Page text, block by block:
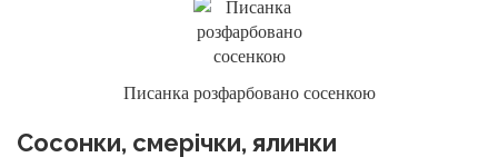
Писанка розфарбовано сосенкою
Сосонки, смерічки, ялинки